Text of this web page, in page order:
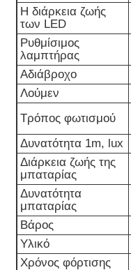
Η διάρκεια ζωής
των LED
Ρυθμίσιμος
λαμπτήρας
Αδιάβροχο
Λούμεν
Τρόπος φωτισμού
Δυνατότητα 1m, lux
Διάρκεια ζωής της
μπαταρίας
Δυνατότητα
μπαταρίας
Βάρος
Υλικό
Χρόνος φόρτισης